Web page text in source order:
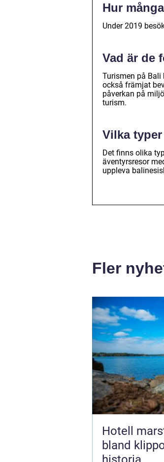
Hur
Under 2019
Vad är de
Turismen på
också främjat
påverkan på
turism.
Vilka
Det finns olika
äventyrsresor
uppleva
Fler
Hotell
bland